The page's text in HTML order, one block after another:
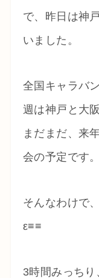
で、昨日は神
いました。
全国キャラバ
週は神戸と大阪
まだまだ、来
会の予定です。
そんなわけで
ε≡≡
3時間みっち